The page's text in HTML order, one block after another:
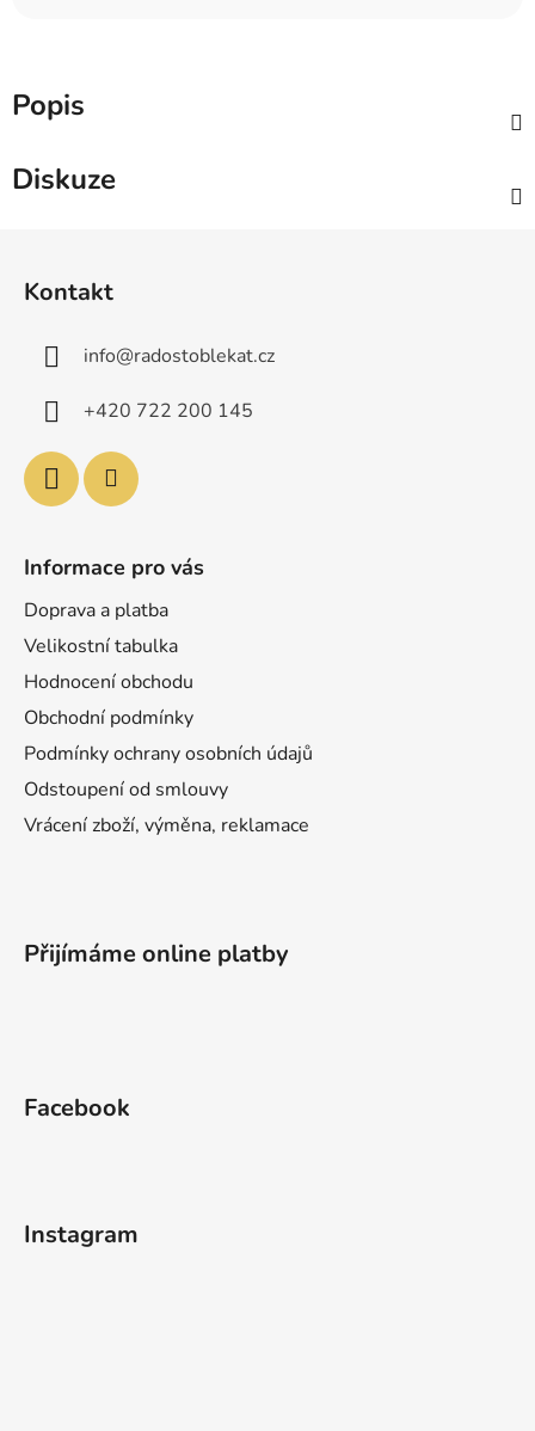
Popis
Diskuze
Kontakt
info@radostoblekat.cz
+420 722 200 145
Informace pro vás
Doprava a platba
Velikostní tabulka
Hodnocení obchodu
Obchodní podmínky
Podmínky ochrany osobních údajů
Odstoupení od smlouvy
Vrácení zboží, výměna, reklamace
Přijímáme online platby
Facebook
Instagram